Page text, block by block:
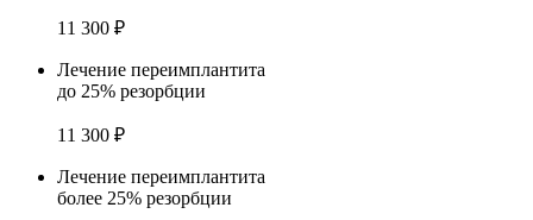
11 300 ₽
Лечение переимплантита
до 25% резорбции
11 300 ₽
Лечение переимплантита
более 25% резорбции